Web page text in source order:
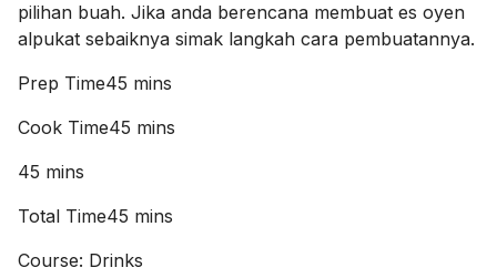
pilihan buah. Jika anda berencana membuat es oyen
alpukat sebaiknya simak langkah cara pembuatannya.
Prep Time45 mins
Cook Time45 mins
45 mins
Total Time45 mins
Course: Drinks